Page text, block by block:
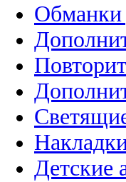
Обманки
Детские